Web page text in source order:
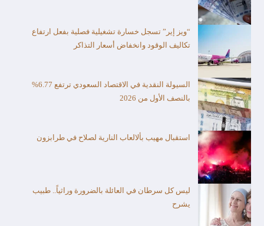
“ويز إير” تسجل خسارة تشغيلية فصلية بفعل ارتفاع
تكاليف الوقود وانخفاض أسعار التذاكر
السيولة النقدية في الاقتصاد السعودي ترتفع 6.77%
بالنصف الأول من 2026
استقبال مهيب بألالعاب النارية لصلاح في طرابزون
ليس كل سرطان في العائلة بالضرورة وراثياً.. طبيب
يشرح